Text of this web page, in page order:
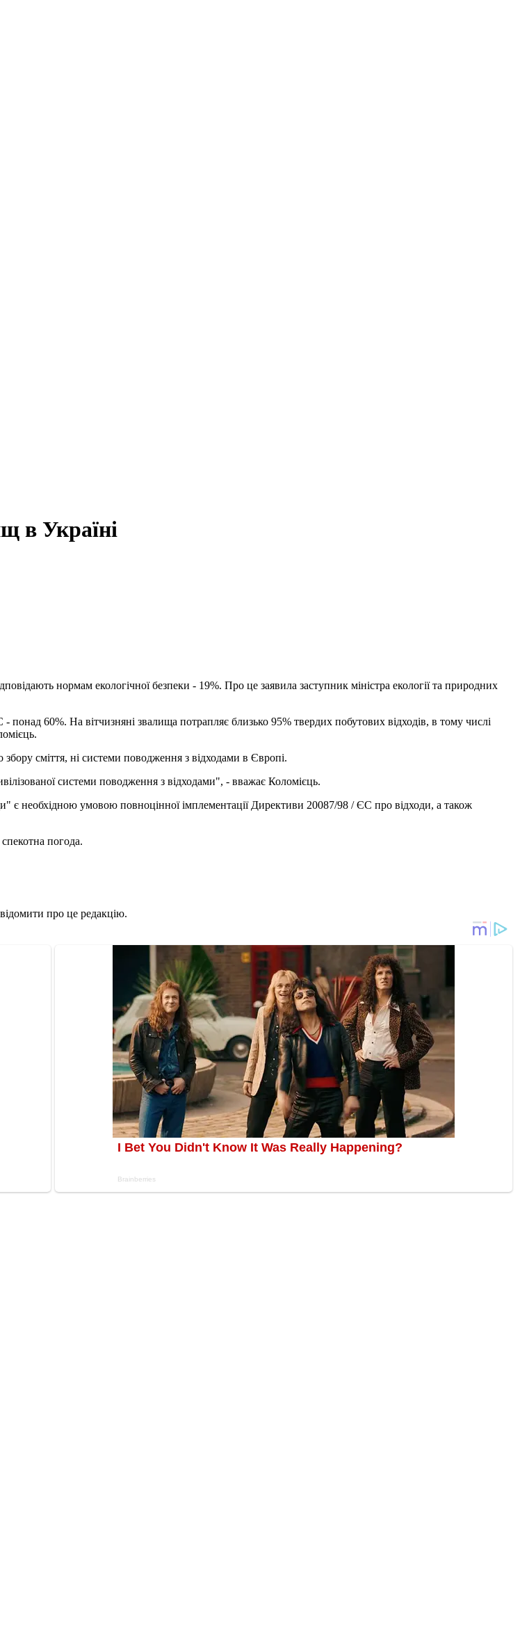
в Україні
нормам екологічної безпеки - 19%. Про це заявила заступник міністра екології та природних
60%. На вітчизняні звалища потрапляє близько 95% твердих побутових відходів, в тому числі
сміття, ні системи поводження з відходами в Європі.
системи поводження з відходами", - вважає Коломієць.
є необхідною умовою повноцінної імплементації Директиви 20087/98 / ЄС про відходи, а також
погода.
про це редакцію.